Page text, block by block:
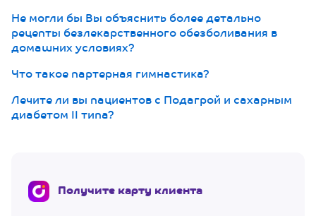
Получите карту клиента
Не могли бы Вы объяснить более детально
рецепты безлекарственного обезболивания в
домашних условиях?
Что такое партерная гимнастика?
Лечите ли вы пациентов с Подагрой и сахарным
диабетом II типа?